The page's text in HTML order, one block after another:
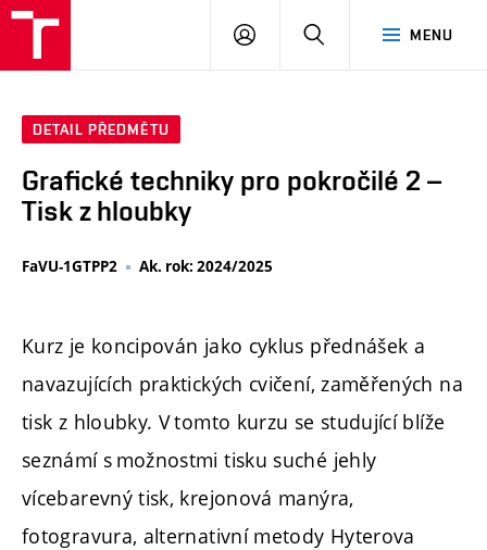
MENU
PŘIHLÁSIT
DETAIL PŘEDMĚTU
Grafické techniky pro pokročilé 2 –
Tisk z hloubky
FaVU-1GTPP2 Ak. rok: 2024/2025
Kurz je koncipován jako cyklus přednášek a
navazujících praktických cvičení, zaměřených na
tisk z hloubky. V tomto kurzu se studující blíže
seznámí s možnostmi tisku suché jehly
vícebarevný tisk, krejonová manýra,
fotogravura, alternativní metody Hyterova